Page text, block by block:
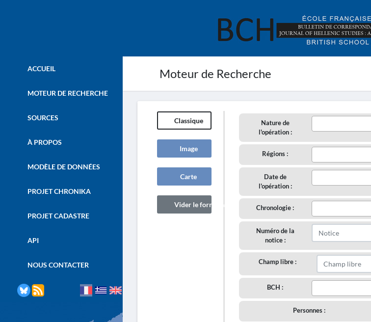
Moteur de Recherche
ACCUEIL
MOTEUR DE RECHERCHE
SOURCES
À PROPOS
MODÈLE DE DONNÉES
PROJET CHRONIKA
PROJET CADASTRE
API
NOUS CONTACTER
Classique
Image
Carte
Vider le formulaire
Nature de
l'opération :
Régions :
Date de
l'opération :
Chronologie :
Numéro de la
notice :
Champ libre :
BCH :
Personnes :